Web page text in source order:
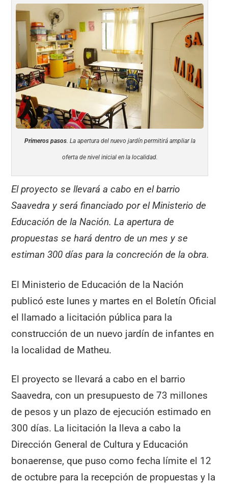
Primeros pasos. La apertura del nuevo jardín permitirá ampliar la
oferta de nivel inicial en la localidad.
El proyecto se llevará a cabo en el barrio
Saavedra y será financiado por el Ministerio de
Educación de la Nación. La apertura de
propuestas se hará dentro de un mes y se
estiman 300 días para la concreción de la obra.
El Ministerio de Educación de la Nación
publicó este lunes y martes en el Boletín Oficial
el llamado a licitación pública para la
construcción de un nuevo jardín de infantes en
la localidad de Matheu.
El proyecto se llevará a cabo en el barrio
Saavedra, con un presupuesto de 73 millones
de pesos y un plazo de ejecución estimado en
300 días. La licitación la lleva a cabo la
Dirección General de Cultura y Educación
bonaerense, que puso como fecha límite el 12
de octubre para la recepción de propuestas y la